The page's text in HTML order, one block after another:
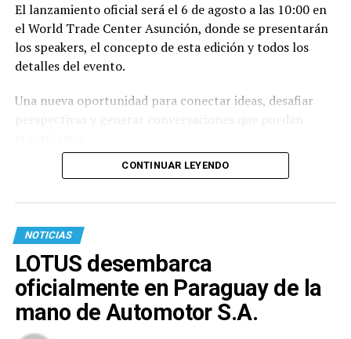
El lanzamiento oficial será el 6 de agosto a las 10:00 en
el World Trade Center Asunción, donde se presentarán
los speakers, el concepto de esta edición y todos los
detalles del evento.
Una nueva oportunidad para conectar ideas, desafiar
CONTINUAR LEYENDO
NOTICIAS
LOTUS desembarca
oficialmente en Paraguay de la
mano de Automotor S.A.